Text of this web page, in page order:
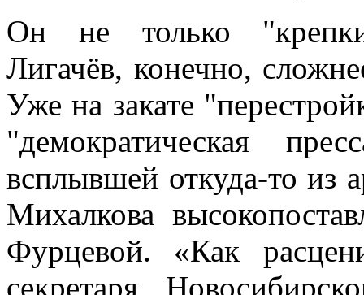
Он не только
Лигачёв, конечно,
Уже на закате
"демократическая
всплывшей откуда-то из
Михалкова
Фурцевой. «Как
секретаря